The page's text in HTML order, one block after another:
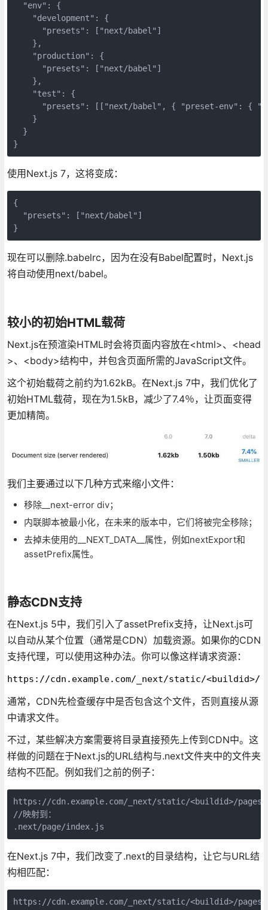
  "env": {
    "development": {
      "presets": ["next/babel"]
    },
    "production": {
      "presets": ["next/babel"]
    },
    "test": {
"presets": [["next/babel", { "preset-env": {
    }
  }
}
使用Next.js 7，这将变成：
{
  "presets": ["next/babel"]
}
现在可以删除.babelrc，因为在没有Babel配置时，Next.js
将自动使用next/babel。
较小的初始HTML载荷
Next.js在预渲染HTML时会将页面内容放在<html>、<head
>、<body>结构中，并包含页面所需的JavaScript文件。
这个初始载荷之前约为1.62kB。在Next.js 7中，我们优化了
初始HTML载荷，现在为1.5kB，减少了7.4％，让页面变得
更加精简。
我们主要通过以下几种方式来缩小文件：
移除__next-error div；
内联脚本被最小化，在未来的版本中，它们将被完全移除；
去掉未使用的__NEXT_DATA__属性，例如nextExport和
assetPrefix属性。
静态CDN支持
在Next.js 5中，我们引入了assetPrefix支持，让Next.js可
以自动从某个位置（通常是CDN）加载资源。如果你的CDN
支持代理，可以使用这种办法。你可以像这样请求资源：
https://cdn.example.com/_next/static/<buildid>/
通常，CDN先检查缓存中是否包含这个文件，否则直接从源
中请求文件。
不过，某些解决方案需要将目录直接预先上传到CDN中。这
样做的问题在于Next.js的URL结构与.next文件夹中的文件夹
结构不匹配。例如我们之前的例子：
//映射到：
.next/page/index.js
在Next.js 7中，我们改变了.next的目录结构，让它与URL结
构相匹配：